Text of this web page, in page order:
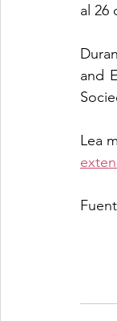
al 26
and
Lea